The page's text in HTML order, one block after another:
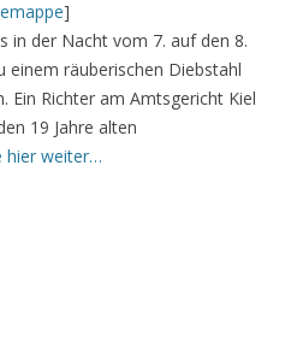
]
in der Nacht vom 7. auf den 8.
einem räuberischen Diebstahl
Ein Richter am Amtsgericht Kiel
19 Jahre alten
hier weiter…